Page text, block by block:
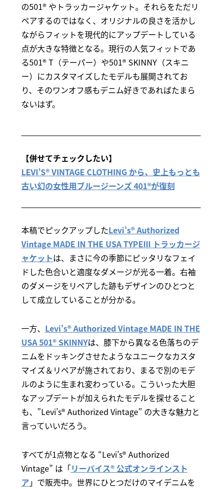
の501® やトラッカージャケット。それらをただリ
ペアするのではなく、オリジナルの良さを活かし
ながらフィットを現代的にアップデートしている
点が大きな特徴となる。現行の人気フィットであ
る501® T（テーパー）や501® SKINNY（スキニ
ー）にカスタマイズしたモデルも展開されてお
り、そのワンオフ感もデニム好きであればたまら
ないはず。
【併せてチェックしたい】
LEVI’S® VINTAGE CLOTHING から、史上もっとも
古い幻の女性用ブルージーンズ 401®が復刻
本稿でピックアップしたLevi’s® Authorized
Vintage MADE IN THE USA TYPEIII トラッカージ
ャケットは、まさに今の季節にピッタリなフェイ
ドした色合いと適度なダメージが光る一着。右袖
のダメージをリペアした跡もデザインのひとつと
して成立していることが分かる。
一方、 Levi’s® Authorized Vintage MADE IN THE
USA 501® SKINNYは、膝下から異なる色落ちのデ
ニムをドッキングさせたようなユニークなカスタ
マイズ＆リペアが施されており、まるで別のモデ
ルのように生まれ変わっている。こういった大胆
なアップデートが加えられたモデルを探せること
も、”Levi’s® Authorized Vintage” の大きな魅力と
言っていいだろう。
すべてが1点物となる “Levi’s® Authorized
Vintage” は「リーバイス® 公式オンラインスト
ア 」で販売中。世界にひとつだけのマイデニムを